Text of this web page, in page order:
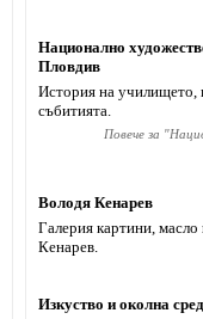
Национално
Пловдив
История на училището,
събитията.
Повече за "
Володя Кенарев
Галерия картини,
Кенарев.
Изкуство и околна